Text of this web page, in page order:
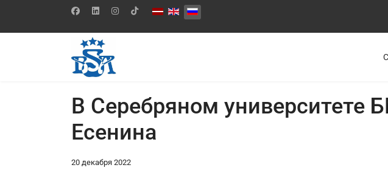
Выберите язык
В Серебряном университете
Есенина
20 декабря 2022